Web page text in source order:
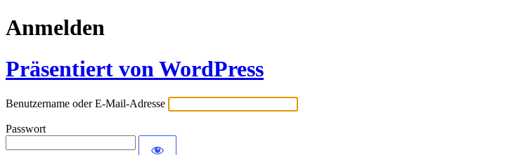
Anmelden
Präsentiert von WordPress
Benutzername oder E-Mail-Adresse
Passwort